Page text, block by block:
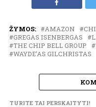
ŽYMOS: AMAZON
GREGAS ISENBERGAS
THE CHIP BELL GROUP
WAYDE’AS GILCHRISTAS
TURITE TAI PERSKAITYTI!